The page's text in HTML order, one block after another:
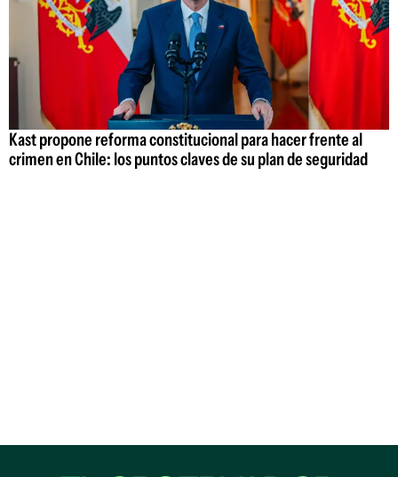
Kast propone reforma constitucional para hacer frente al
crimen en Chile: los puntos claves de su plan de seguridad